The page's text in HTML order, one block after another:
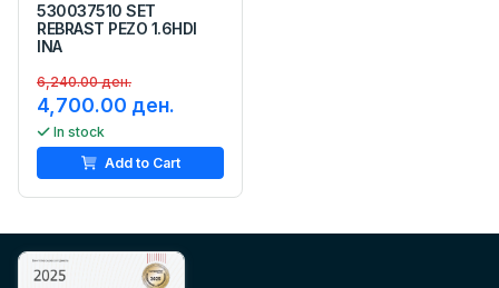
530037510 SET
REBRAST PEZO 1.6HDI
INA
6,240.00 ден.
4,700.00 ден.
In stock
Add to Cart